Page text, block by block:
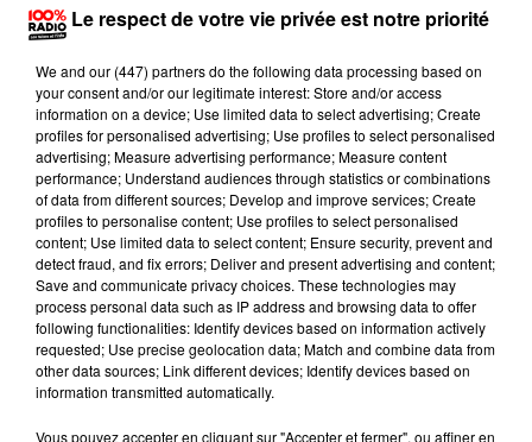
Lecture (2 min 13 sec)
100%
100% Radio les infos du Lot
Le respect de votre vie privée est notre priorité
We and our (447) partnersdo the following data processing based on
your consent and/or our legitimate interest: Store and/or access
information on a device; Use limited data to select advertising; Create
profiles for personalised advertising; Use profiles to select personalised
advertising; Measure advertising performance; Measure content
performance; Understand audiences through statistics or combinations
of data from different sources; Develop and improve services; Create
profiles to personalise content; Use profiles to select personalised
content; Use limited data to select content; Ensure security, prevent and
detect fraud, and fix errors; Deliver and present advertising and content;
Save and communicate privacy choices. These technologies may
process personal data such as IP address and browsing data to offer
following functionalities: Identify devices based on information actively
requested; Use precise geolocation data; Match and combine data from
other data sources; Link different devices; Identify devices based on
information transmitted automatically.
Vous pouvez accepter en cliquant sur "Accepter et fermer", ou affiner en